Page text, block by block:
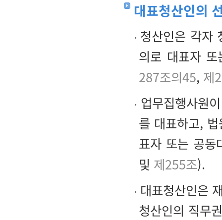
대표청산인의
청산인은 각자
의로 대표자
287조의45, 제
업무집행사원
를 대표하고,
표자 또는 공동
및 제255조).
대표청산인은
청산인의 직무